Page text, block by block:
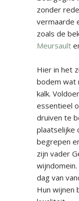
zonder
vermaarde
zoals de
Meursault
Hier in het
bodem wat
kalk.
essentieel
druiven te
plaatselijke
begrepen
zijn vader
dag van
Hun wijnen